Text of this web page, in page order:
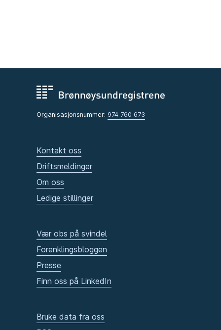
Organisasjonsnummer: 974 760 673
Kontakt oss
Driftsmeldinger
Om oss
Ledige stillinger
Vær obs på svindel
Forenklingsbloggen
Presse
Finn oss på LinkedIn
Bruke data fra oss